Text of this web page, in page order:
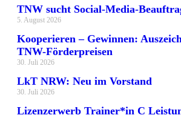
TNW sucht Social-Media-
5. August 2026
Kooperieren – Gewinnen:
TNW-Förderpreisen
30. Juli 2026
LkT NRW: Neu im Vorstand
30. Juli 2026
Lizenzerwerb Trainer*in C